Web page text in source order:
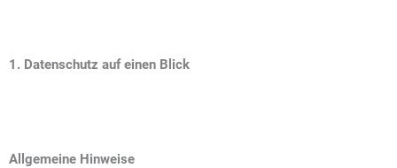
1. Datenschutz auf einen Blick
Allgemeine Hinweise